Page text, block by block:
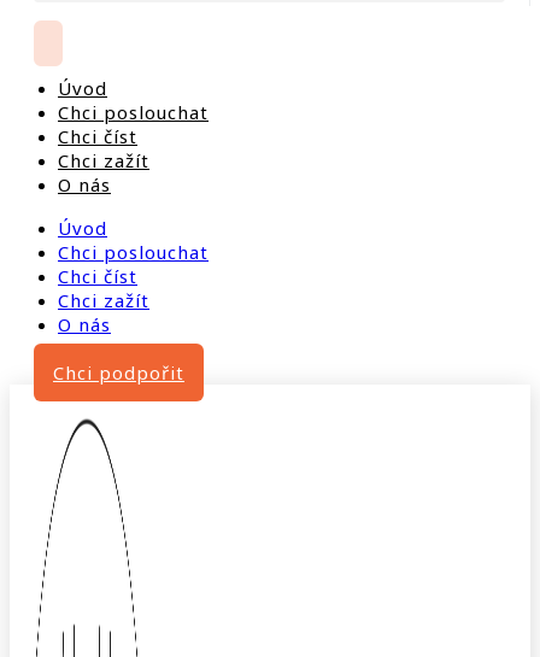
Úvod
Chci poslouchat
Chci číst
Chci zažít
O nás
Úvod
Chci poslouchat
Chci číst
Chci zažít
O nás
Chci podpořit